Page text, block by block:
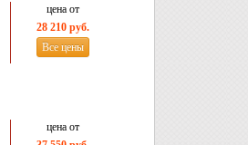
цена от
28 210 руб.
Все цены
цена от